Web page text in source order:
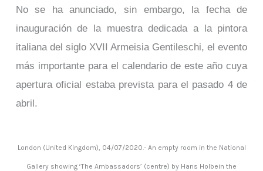
No se ha anunciado, sin embargo, la fecha de
inauguración de la muestra dedicada a la pintora
italiana del siglo XVII Armeisia Gentileschi, el evento
más importante para el calendario de este año cuya
apertura oficial estaba prevista para el pasado 4 de
abril.
London (United Kingdom), 04/07/2020.- An empty room in the National
Gallery showing ‘The Ambassadors’ (centre) by Hans Holbein the